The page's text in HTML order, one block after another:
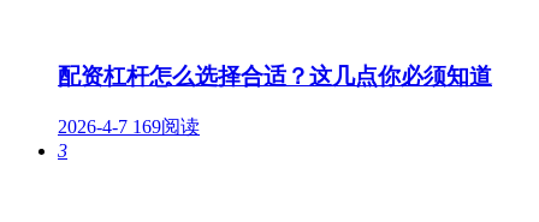
配资杠杆怎么选择合适？这几点你必须知道
2026-4-7 169阅读
3